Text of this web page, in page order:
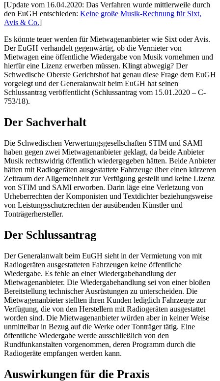
[Update vom 16.04.2020: Das Verfahren wurde mittlerweile durch
den EuGH entschieden: Keine große Musik-Rechnung für Sixt,
Avis & Co.]
Es könnte teuer werden für Mietwagenanbieter wie Sixt oder Avis.
Der EuGH verhandelt gegenwärtig, ob die Vermieter von
Mietwagen eine öffentliche Wiedergabe von Musik vornehmen und
hierfür eine Lizenz erwerben müssen. Klingt abwegig? Der
Schwedische Oberste Gerichtshof hat genau diese Frage dem EuGH
vorgelegt und der Generalanwalt beim EuGH hat seinen
Schlussantrag veröffentlicht (Schlussantrag vom 15.01.2020 – C-
753/18).
Der Sachverhalt
Die Schwedischen Verwertungsgesellschaften STIM und SAMI
haben gegen zwei Mietwagenanbieter geklagt, da beide Anbieter
Musik rechtswidrig öffentlich wiedergegeben hätten. Beide Anbieter
hätten mit Radiogeräten ausgestattete Fahrzeuge über einen kürzeren
Zeitraum der Allgemeinheit zur Verfügung gestellt und keine Lizenz
von STIM und SAMI erworben. Darin läge eine Verletzung von
Urheberrechten der Komponisten und Textdichter beziehungsweise
von Leistungsschutzrechten der ausübenden Künstler und
Tonträgerhersteller.
Der Schlussantrag
Der Generalanwalt beim EuGH sieht in der Vermietung von mit
Radiogeräten ausgestatteten Fahrzeugen keine öffentliche
Wiedergabe. Es fehle an einer Wiedergabehandlung der
Mietwagenanbieter. Die Wiedergabehandlung sei von einer bloßen
Bereitstellung technischer Ausrüstungen zu unterscheiden. Die
Mietwagenanbieter stellten ihren Kunden lediglich Fahrzeuge zur
Verfügung, die von den Herstellern mit Radiogeräten ausgestattet
worden sind. Die Mietwagenanbieter würden aber in keiner Weise
unmittelbar in Bezug auf die Werke oder Tonträger tätig. Eine
öffentliche Wiedergabe werde ausschließlich von den
Rundfunkanstalten vorgenommen, deren Programm durch die
Radiogeräte empfangen werden kann.
Auswirkungen für die Praxis